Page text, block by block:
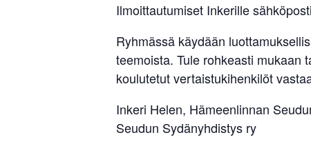
Ilmoittautumiset Inkerille
Ryhmässä käydään
teemoista. Tule rohkeasti mukaan
koulutetut vertaistukihenkilöt
Inkeri Helen, Hämeenlinnan
Seudun Sydänyhdistys ry